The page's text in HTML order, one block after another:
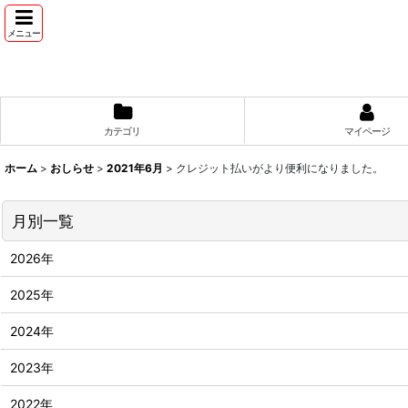
メニュー
カテゴリ マイページ
ホーム > おしらせ > 2021年6月 > クレジット払いがより便利になりました。
月別一覧
2026年
2025年
2024年
2023年
2022年